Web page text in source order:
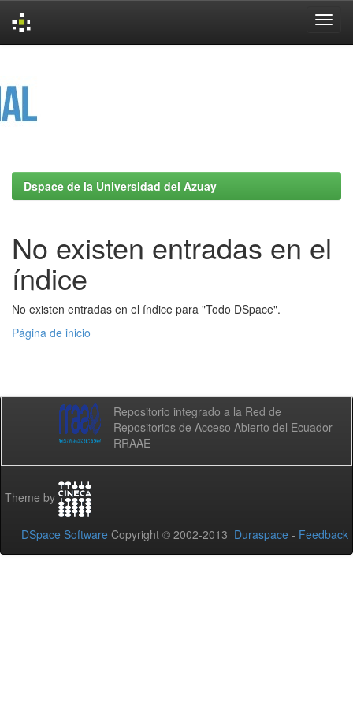
Dspace de la Universidad del Azuay
No existen entradas en el
índice
No existen entradas en el índice para "Todo DSpace".
Página de inicio
Repositorio integrado a la Red de
Repositorios de Acceso Abierto del Ecuador -
RRAAE
Theme by
DSpace Software Copyright © 2002-2013 Duraspace - Feedback